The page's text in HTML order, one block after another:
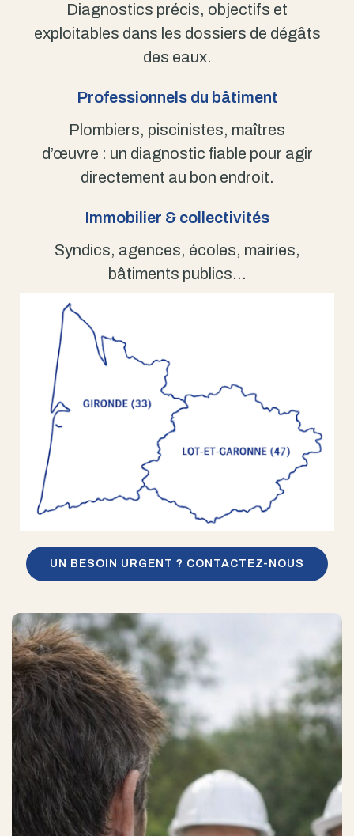
Diagnostics précis, objectifs et
exploitables dans les dossiers de dégâts
des eaux.
Professionnels du bâtiment
Plombiers, piscinistes, maîtres
d’œuvre : un diagnostic fiable pour agir
directement au bon endroit.
Immobilier & collectivités
Syndics, agences, écoles, mairies,
bâtiments publics…
UN BESOIN URGENT ? CONTACTEZ-NOUS